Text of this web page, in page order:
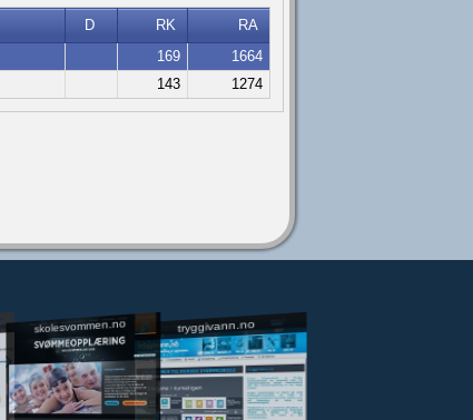
D RK
RA
169
1664
143 1274
skolesvommen.no tryggivann.no